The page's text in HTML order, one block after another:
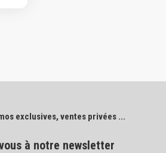
exclusives, ventes privées ...
à notre newsletter